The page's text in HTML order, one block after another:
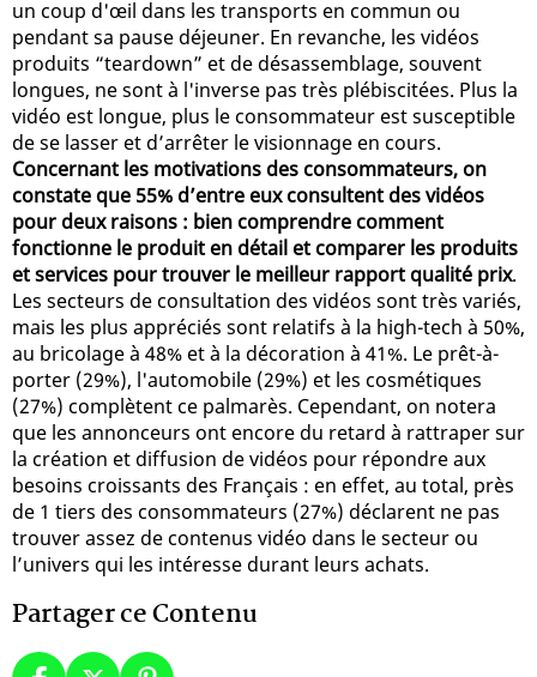
un coup d'œil dans les transports en commun ou
pendant sa pause déjeuner. En revanche, les vidéos
produits “teardown” et de désassemblage, souvent
longues, ne sont à l'inverse pas très plébiscitées. Plus la
vidéo est longue, plus le consommateur est susceptible
de se lasser et d’arrêter le visionnage en cours.
Concernant les motivations des consommateurs, on
constate que 55% d’entre eux consultent des vidéos
pour deux raisons : bien comprendre comment
fonctionne le produit en détail et comparer les produits
et services pour trouver le meilleur rapport qualité prix.
Les secteurs de consultation des vidéos sont très variés,
mais les plus appréciés sont relatifs à la high-tech à 50%,
au bricolage à 48% et à la décoration à 41%. Le prêt-à-
porter (29%), l'automobile (29%) et les cosmétiques
(27%) complètent ce palmarès. Cependant, on notera
que les annonceurs ont encore du retard à rattraper sur
la création et diffusion de vidéos pour répondre aux
besoins croissants des Français : en effet, au total, près
de 1 tiers des consommateurs (27%) déclarent ne pas
trouver assez de contenus vidéo dans le secteur ou
l’univers qui les intéresse durant leurs achats.
Partager ce Contenu